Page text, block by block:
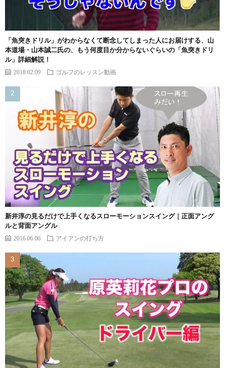
「魚突きドリル」がわからなくて断念してしまった人にお届けする、山
本道場・山本誠二氏の、もう何度目か分からないぐらいの「魚突きドリ
ル」詳細解説！
2018.02.09 ゴルフのレッスン動画
新井淳の見るだけで上手くなるスローモーションスイング｜正面アング
ルと背面アングル
2016.06.06 アイアンの打ち方